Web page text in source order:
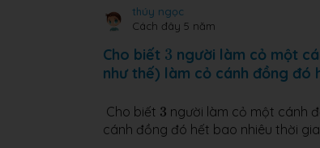
thúy ngọc
Cách đây 5 năm
Cho biết 3
3 người làm cỏ một
như thế) làm cỏ cánh đồng đó
Cho biết 3
3 người làm cỏ một cánh
cánh đồng đó hết bao nhiêu thời